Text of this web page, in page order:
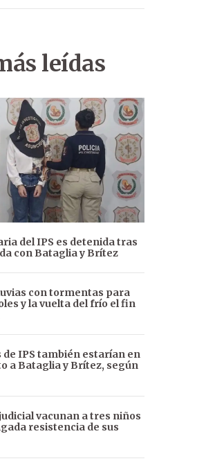
leídas
del IPS es detenida tras
con Bataglia y Brítez
con tormentas para
y la vuelta del frío el fin
de IPS también estarían en
a Bataglia y Brítez, según
vacunan a tres niños
resistencia de sus